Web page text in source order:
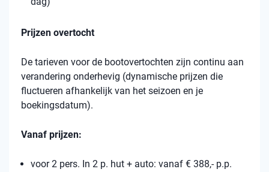
Prijzen overtocht
De tarieven voor de bootovertochten zijn continu aan
verandering onderhevig (dynamische prijzen die
fluctueren afhankelijk van het seizoen en je
boekingsdatum).
Vanaf prijzen:
voor 2 pers. In 2 p. hut + auto: vanaf € 388,- p.p.